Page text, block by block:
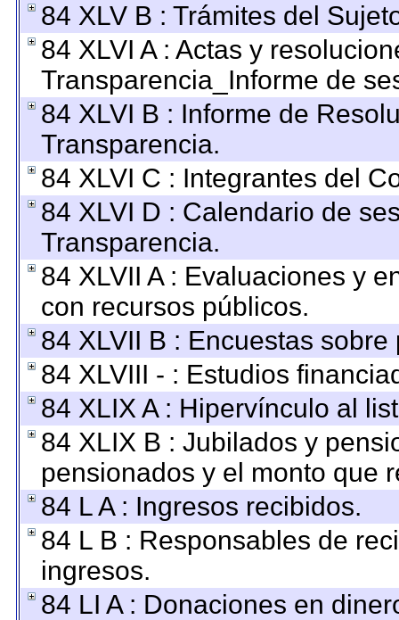
84 XLV B : Trámites del
84 XLVI A : Actas y
Transparencia_Informe de
84 XLVI B : Informe de
Transparencia.
84 XLVI C : Integrantes del
84 XLVI D : Calendario de
Transparencia.
84 XLVII A : Evaluaciones y
con recursos públicos.
84 XLVII B : Encuestas sobre
84 XLVIII - : Estudios
84 XLIX A : Hipervínculo al
84 XLIX B : Jubilados y
pensionados y el monto que
84 L A : Ingresos recibidos.
84 L B : Responsables de
ingresos.
84 LI A : Donaciones en